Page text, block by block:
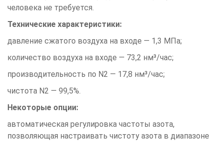
человека не требуется.
Технические характеристики:
давление сжатого воздуха на входе — 1,3 МПа;
количество воздуха на входе — 73,2 нм³/час;
производительность по N2 — 17,8 нм³/час;
чистота N2 — 99,5%.
Некоторые опции:
автоматическая регулировка частоты азота,
позволяющая настраивать чистоту азота в диапазоне